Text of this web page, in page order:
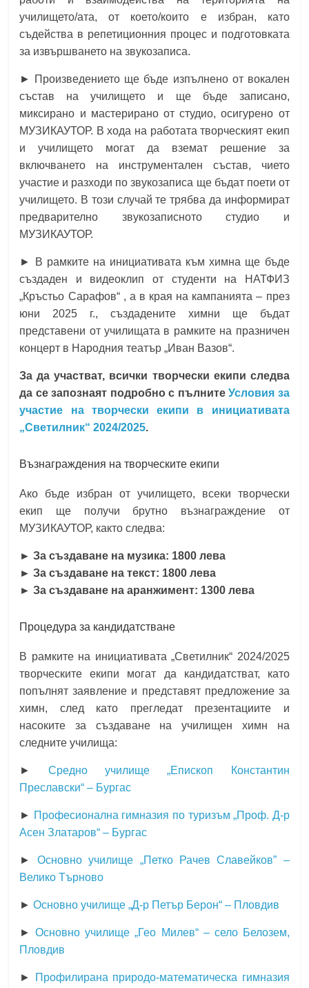
училището/ата, от което/които е избран, като
съдейства в репетиционния процес и подготовката
за извършването на звукозаписа.
► Произведението ще бъде изпълнено от вокален
състав на училището и ще бъде записано,
миксирано и мастерирано от студио, осигурено от
МУЗИКАУТОР. В хода на работата творческият екип
и училището могат да вземат решение за
включването на инструментален състав, чието
участие и разходи по звукозаписа ще бъдат поети от
училището. В този случай те трябва да информират
предварително звукозаписното студио и
МУЗИКАУТОР.
► В рамките на инициативата към химна ще бъде
създаден и видеоклип от студенти на НАТФИЗ
„Кръстьо Сарафов“ , а в края на кампанията – през
юни 2025 г., създадените химни ще бъдат
представени от училищата в рамките на празничен
концерт в Народния театър „Иван Вазов“.
За да участват, всички творчески екипи следва
да се запознаят подробно с пълнитеУсловия за
участие на творчески екипи в инициативата
„Светилник“ 2024/2025.
Възнаграждения на творческите екипи
Ако бъде избран от училището, всеки творчески
екип ще получи брутно възнаграждение от
МУЗИКАУТОР, както следва:
► За създаване на музика: 1800 лева
► За създаване на текст: 1800 лева
► За създаване на аранжимент: 1300 лева
Процедура за кандидатстване
В рамките на инициативата „Светилник“ 2024/2025
творческите екипи могат да кандидатстват, като
попълнят заявление и представят предложение за
химн, след като прегледат презентациите и
насоките за създаване на училищен химн на
следните училища:
► Средно училище „Епископ Константин
Преславски“ – Бургас
►
Професионална гимназия по туризъм „Проф. Д-р
Асен Златаров“ – Бургас
► Основно училище „Петко Рачев Славейков” –
Велико Търново
►Основно училище „Д-р Петър Берон“ – Пловдив
►Основно училище „Гео Милев“ – село Белозем,
Пловдив
►
Профилирана природо-математическа гимназия